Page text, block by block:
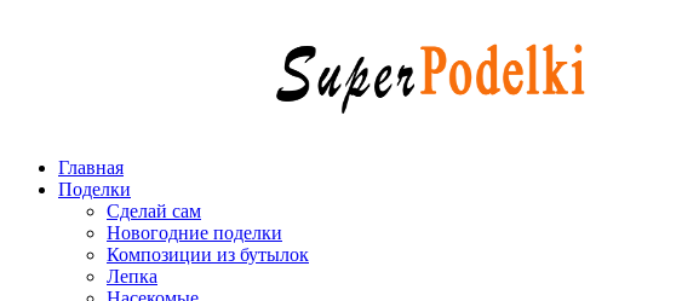
Главная
Поделки
Сделай сам
Новогодние поделки
Композиции из бутылок
Лепка